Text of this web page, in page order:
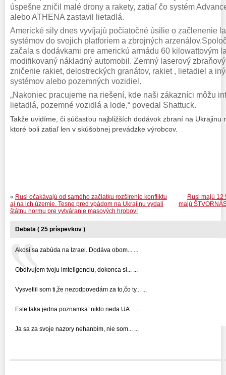
úspešne zničil malé drony a rakety, zatiaľ čo systém
alebo ATHENA zastavil lietadlá.
Americké sily dnes vyvíjajú počiatočné úsilie o začlenenie
systémov do svojich platforiem a zbrojných
začala s dodávkami pre americkú armádu 60 kilowattovým
modifikovaný nákladný automobil. Zemný laserový
zničenie rakiet, delostreckých granátov, rakiet , lietadiel a
systémov alebo pozemných vozidiel.
„Nakoniec pracujeme na riešení, kde naši zákazníci môžu
lietadlá, pozemné vozidlá a lode,“ povedal Shattuck.
Takže uvidíme, či súčasťou najbližších dodávok zbraní na Ukrajinu
ktoré boli zatiaľ len v skúšobnej prevádzke výrobcov.
Rusi majú 12
majú
« Rusi očakávajú od samého začiatku rozšírenie konfliktu
aj na ich územie. Tesne pred vpádom na Ukrajinu vydali
štátnu normu pre vytváranie masových hrobov!
Debata ( 25 príspevkov )
Akosi sa zabúda na Izrael. Dodáva obom... ...
Obdivujem tvoju imteligenciu, dokonca si... ...
Vysvetlil som ti,že nezodpovedám za to,čo ty... ...
Este taka jedna poznamka: nikto neda UA... ...
Ja sa za svoje nazory nehanbim, nie som... ...